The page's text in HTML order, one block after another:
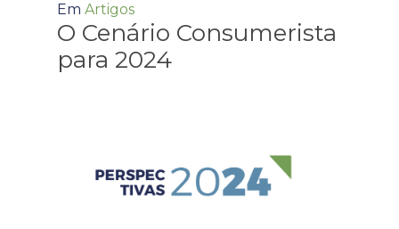
Em Artigos
O Cenário Consumerista
para 2024